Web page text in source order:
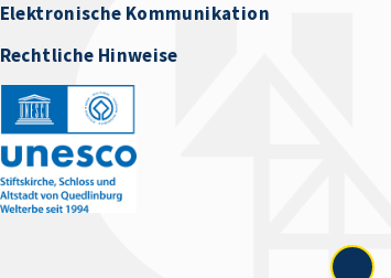
Elektronische Kommunikation
Rechtliche Hinweise